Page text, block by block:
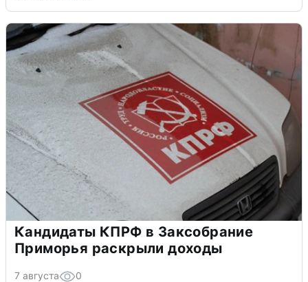
Кандидаты КПРФ в Заксобрание
Приморья раскрыли доходы
7 августа 0